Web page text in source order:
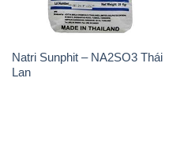
Natri Sunphit – NA2SO3 Thái
Lan